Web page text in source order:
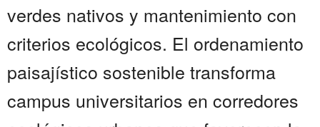
verdes nativos y mantenimiento con
criterios ecológicos. El ordenamiento
paisajístico sostenible transforma
campus universitarios en corredores